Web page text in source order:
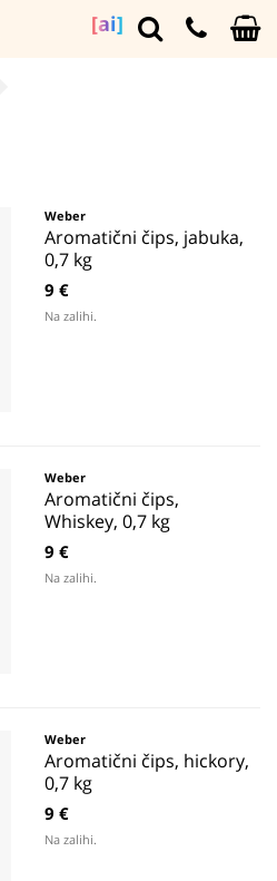
[ai]
Weber
Aromatični čips, jabuka,
0,7 kg
9 €
Na zalihi.
Weber
Aromatični čips,
Whiskey, 0,7 kg
9 €
Na zalihi.
Weber
Aromatični čips, hickory,
0,7 kg
9 €
Na zalihi.